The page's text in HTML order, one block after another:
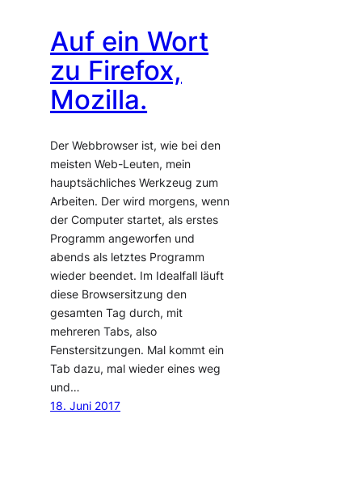
Auf ein Wort
zu Firefox,
Mozilla.
Der Webbrowser ist, wie bei den
meisten Web-Leuten, mein
hauptsächliches Werkzeug zum
Arbeiten. Der wird morgens, wenn
der Computer startet, als erstes
Programm angeworfen und
abends als letztes Programm
wieder beendet. Im Idealfall läuft
diese Browsersitzung den
gesamten Tag durch, mit
mehreren Tabs, also
Fenstersitzungen. Mal kommt ein
Tab dazu, mal wieder eines weg
und…
18. Juni 2017